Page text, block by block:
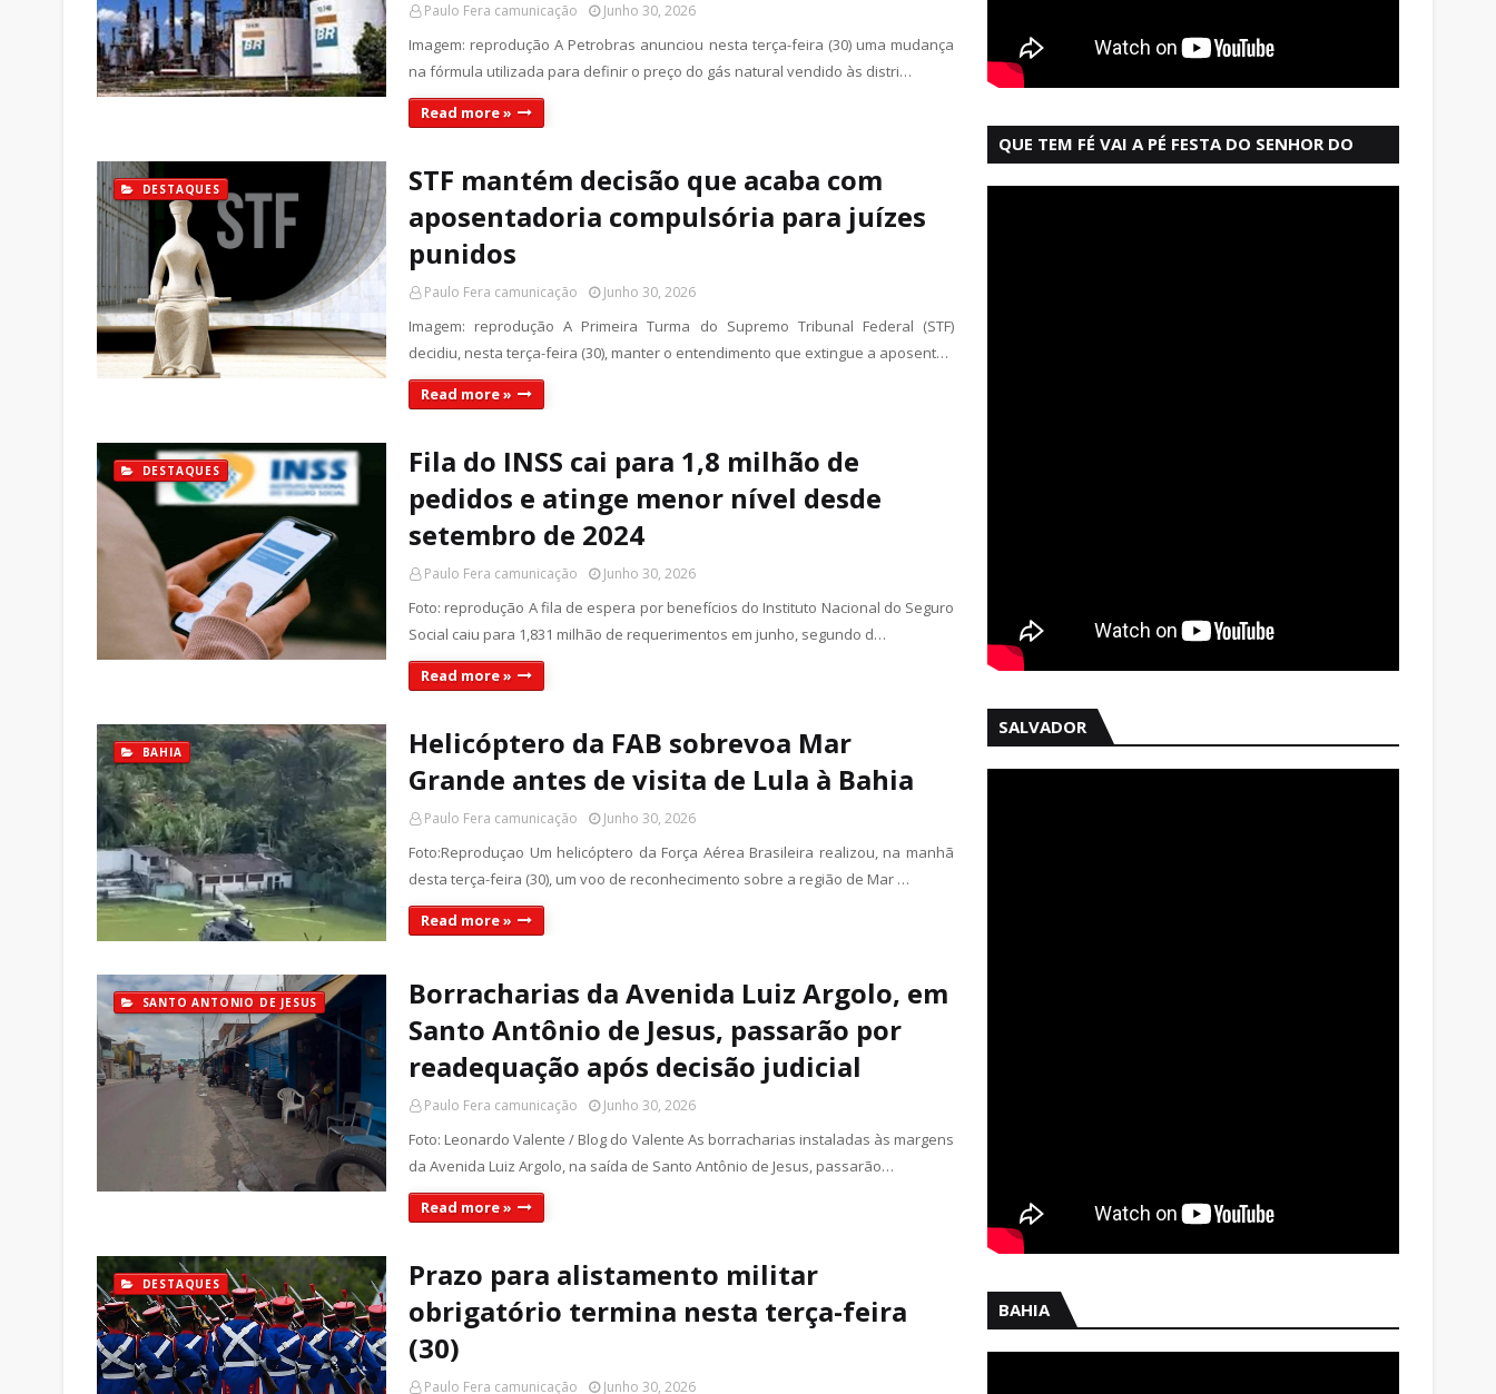
Paulo Fera camunicação Junho 30, 2026
Imagem: reprodução A Petrobras anunciou nesta terça-feira (30) uma mudança
na fórmula utilizada para definir o preço do gás natural vendido às distri…
Read more »
DESTAQUES
STF mantém decisão que acaba com
aposentadoria compulsória para juízes
punidos
Paulo Fera camunicação Junho 30, 2026
Imagem: reprodução A Primeira Turma do Supremo Tribunal Federal (STF)
decidiu, nesta terça-feira (30), manter o entendimento que extingue a aposent…
Read more »
DESTAQUES
Fila do INSS cai para 1,8 milhão de
pedidos e atinge menor nível desde
setembro de 2024
Paulo Fera camunicação Junho 30, 2026
Foto: reprodução A fila de espera por benefícios do Instituto Nacional do Seguro
Social caiu para 1,831 milhão de requerimentos em junho, segundo d…
Read more »
BAHIA
Helicóptero da FAB sobrevoa Mar
Grande antes de visita de Lula à Bahia
Paulo Fera camunicação Junho 30, 2026
Foto:Reproduçao Um helicóptero da Força Aérea Brasileira realizou, na manhã
desta terça-feira (30), um voo de reconhecimento sobre a região de Mar …
Read more »
SANTO ANTONIO DE JESUS
Borracharias da Avenida Luiz Argolo, em
Santo Antônio de Jesus, passarão por
readequação após decisão judicial
Paulo Fera camunicação Junho 30, 2026
Foto: Leonardo Valente / Blog do Valente As borracharias instaladas às margens
da Avenida Luiz Argolo, na saída de Santo Antônio de Jesus, passarão…
Read more »
DESTAQUES
Prazo para alistamento militar
obrigatório termina nesta terça-feira
(30)
Paulo Fera camunicação Junho 30, 2026
QUE TEM FÉ VAI A PÉ FESTA DO SENHOR DO
SALVADOR
BAHIA